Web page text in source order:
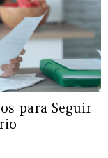
para Seguir